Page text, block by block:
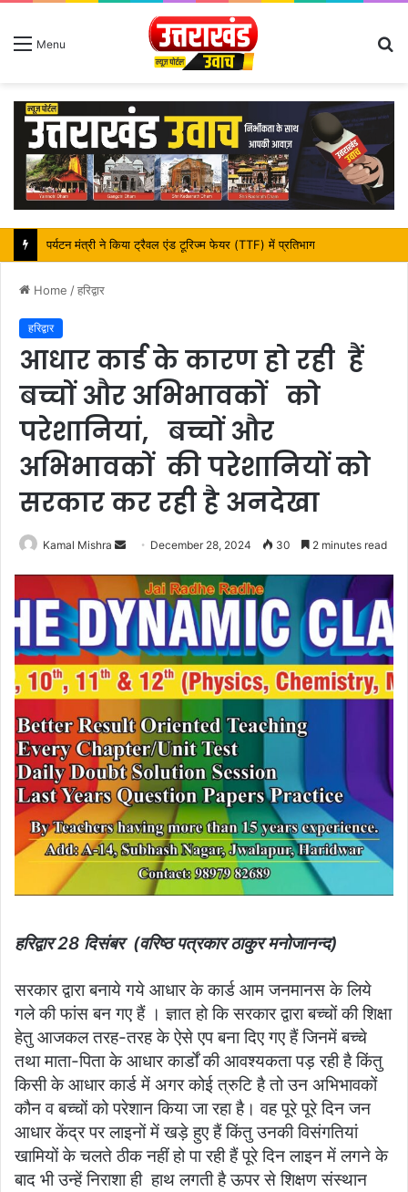
Menu
महापौर शंभू पासवान के जन्मदिवस पर क्षेत्र में विकास की सौगात
Home /हरिद्वार
हरिद्वार
आधार कार्ड के कारण हो रही हैं
बच्चों और अभिभावकों को
परेशानियां, बच्चों और
अभिभावकों की परेशानियों को
सरकार कर रही है अनदेखा
Kamal Mishra
Send
email
December 28, 2024 30 2 minutes read
हरिद्वार 28 दिसंबर (वरिष्ठ पत्रकार ठाकुर मनोजानन्द)
सरकार द्वारा बनाये गये आधार के कार्ड आम जनमानस के लिये
गले की फांस बन गए हैं । ज्ञात हो कि सरकार द्वारा बच्चों की शिक्षा
हेतु आजकल तरह-तरह के ऐसे एप बना दिए गए हैं जिनमें बच्चे
तथा माता-पिता के आधार कार्डों की आवश्यकता पड़ रही है किंतु
किसी के आधार कार्ड में अगर कोई त्रुटि है तो उन अभिभावकों
कौन व बच्चों को परेशान किया जा रहा है। वह पूरे पूरे दिन जन
आधार केंद्र पर लाइनों में खड़े हुए हैं किंतु उनकी विसंगतियां
खामियों के चलते ठीक नहीं हो पा रही हैं पूरे दिन लाइन में लगने के
बाद भी उन्हें निराशा ही हाथ लगती है ऊपर से शिक्षण संस्थान